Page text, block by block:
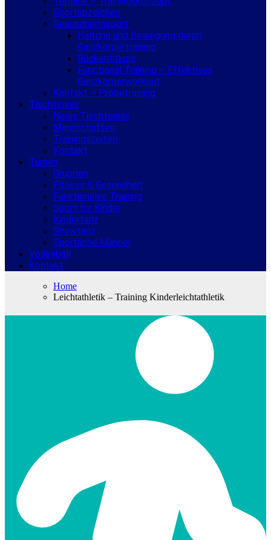
Sportabzeichen
Gesundheitssport
Haltung und Bewegung durch
Ganzkörpertraining
Rückenfitkurs
Functional Training – Effektives
Ganzkörperworkout
Kontakt – Probetraining
Tischtennis
News Tischtennis
Mannschaften
Trainingszeiten
Kontakt
Turnen
Gruppen
Fitness & Gesundheit
Funktionales Training
Sport für Kinder
Kindertanz
Showtanz
Sportliche Männer
Volleyball
Kontakt
Home
Leichtathletik – Training Kinderleichtathletik